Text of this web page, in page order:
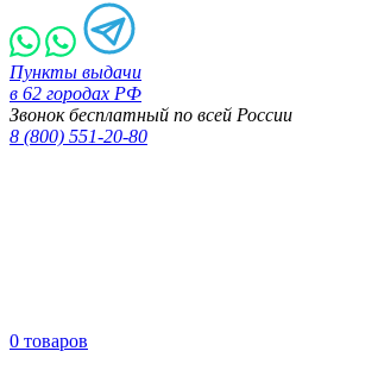
Пункты выдачи
в 62 городах РФ
Звонок бесплатный по всей России
8 (800) 551-20-80
0 товаров